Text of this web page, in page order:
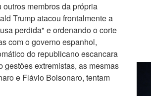
membros da própria
Trump atacou frontalmente a
perdida" e ordenando o corte
com o governo espanhol,
do republicano escancara
extremistas, as mesmas
e Flávio Bolsonaro, tentam